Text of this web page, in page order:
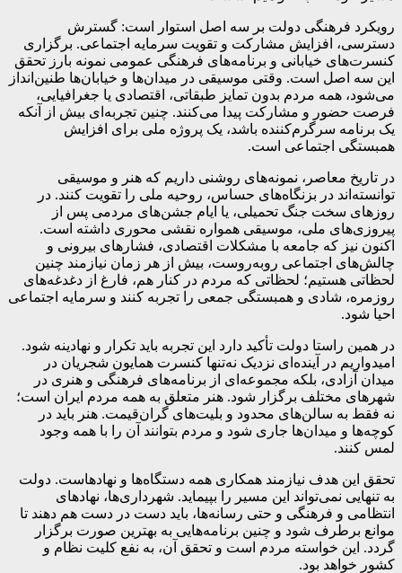
رویکرد فرهنگی دولت بر سه اصل استوار است: گسترش
دسترسی، افزایش مشارکت و تقویت سرمایه اجتماعی. برگزاری
کنسرت‌های خیابانی و برنامه‌های فرهنگی عمومی نمونه بارز تحقق
این سه اصل است. وقتی موسیقی در میدان‌ها و خیابان‌ها طنین‌انداز
می‌شود، همه مردم بدون تمایز طبقاتی، اقتصادی یا جغرافیایی،
فرصت حضور و مشارکت پیدا می‌کنند. چنین تجربه‌ای بیش از آنکه
یک برنامه سرگرم‌کننده باشد، یک پروژه ملی برای افزایش
همبستگی اجتماعی است.
در تاریخ معاصر، نمونه‌های روشنی داریم که هنر و موسیقی
توانسته‌اند در بزنگاه‌های حساس، روحیه ملی را تقویت کنند. در
روزهای سخت جنگ تحمیلی، یا ایام جشن‌های مردمی پس از
پیروزی‌های ملی، موسیقی همواره نقشی محوری داشته است.
اکنون نیز که جامعه با مشکلات اقتصادی، فشارهای بیرونی و
چالش‌های اجتماعی روبه‌روست، بیش از هر زمان نیازمند چنین
لحظاتی هستیم؛ لحظاتی که مردم در کنار هم، فارغ از دغدغه‌های
روزمره، شادی و همبستگی جمعی را تجربه کنند و سرمایه اجتماعی
احیا شود.
در همین راستا دولت تأکید دارد این تجربه باید تکرار و نهادینه شود.
امیدواریم در آینده‌ای نزدیک نه‌تنها کنسرت همایون شجریان در
میدان آزادی، بلکه مجموعه‌ای از برنامه‌های فرهنگی و هنری در
شهرهای مختلف برگزار شود. هنر متعلق به همه مردم ایران است؛
نه فقط به سالن‌های محدود و بلیت‌های گران‌قیمت. هنر باید در
کوچه‌ها و میدان‌ها جاری شود و مردم بتوانند آن را با همه وجود
لمس کنند.
تحقق این هدف نیازمند همکاری همه دستگاه‌ها و نهادهاست. دولت
به تنهایی نمی‌تواند این مسیر را بپیماید. شهرداری‌ها، نهادهای
انتظامی و فرهنگی و حتی رسانه‌ها، باید دست در دست هم دهند تا
موانع برطرف شود و چنین برنامه‌هایی به بهترین صورت برگزار
گردد. این خواسته مردم است و تحقق آن، به نفع کلیت نظام و
کشور خواهد بود.